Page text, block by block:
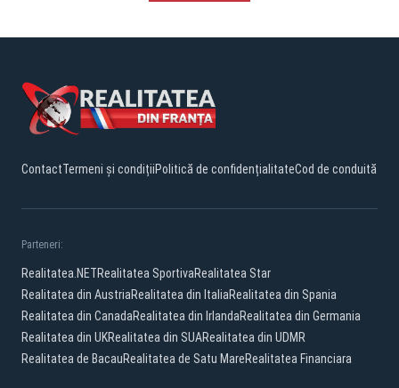
ContactTermeni și condițiiPolitică de confidențialitateCod de conduită
Parteneri:
Realitatea.NETRealitatea SportivaRealitatea Star
Realitatea din AustriaRealitatea din ItaliaRealitatea din Spania
Realitatea din CanadaRealitatea din IrlandaRealitatea din Germania
Realitatea din UKRealitatea din SUARealitatea din UDMR
Realitatea de BacauRealitatea de Satu MareRealitatea Financiara